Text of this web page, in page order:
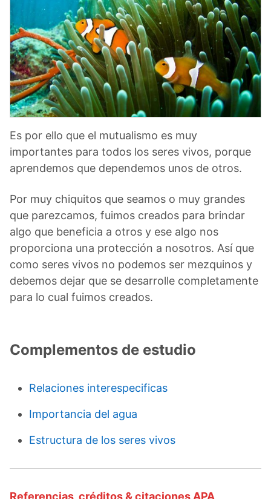
Es por ello que el mutualismo es muy
importantes para todos los seres vivos, porque
aprendemos que dependemos unos de otros.
Por muy chiquitos que seamos o muy grandes
que parezcamos, fuimos creados para brindar
algo que beneficia a otros y ese algo nos
proporciona una protección a nosotros. Así que
como seres vivos no podemos ser mezquinos y
debemos dejar que se desarrolle completamente
para lo cual fuimos creados.
Complementos de estudio
Relaciones interespecificas
Importancia del agua
Estructura de los seres vivos
Referencias, créditos & citaciones APA